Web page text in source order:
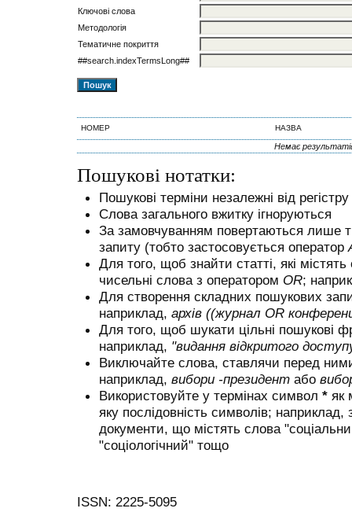
Ключові слова
Методологія
Тематичне покриття
##search.indexTermsLong##
НОМЕР НАЗВА
Немає
Пошукові нотатки:
Пошукові терміни незалежні від регістру
Слова загального вжитку ігноруються
За замовчуванням повертаються лише ті
запиту (тобто застосовується оператор
Для того, щоб знайти статті, які
чисельні слова з оператором OR;
Для створення складних пошукових
наприклад, архів ((журнал OR
Для того, щоб шукати цільні пошукові
наприклад, "видання відкритого
Виключайте слова, ставлячи перед
наприклад, вибори -президент або
Використовуйте у термінах символ * як
яку послідовність символів;
документи, що містять слова
"соціологічний" тощо
ISSN: 2225-5095